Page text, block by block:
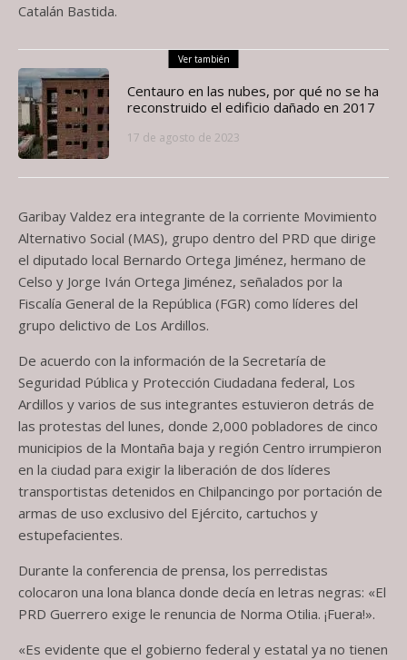
Catalán Bastida.
Ver también
Centauro en las nubes, por qué no se ha
reconstruido el edificio dañado en 2017
17 de agosto de 2023
Garibay Valdez era integrante de la corriente Movimiento
Alternativo Social (MAS), grupo dentro del PRD que dirige
el diputado local Bernardo Ortega Jiménez, hermano de
Celso y Jorge Iván Ortega Jiménez, señalados por la
Fiscalía General de la República (FGR) como líderes del
grupo delictivo de Los Ardillos.
De acuerdo con la información de la Secretaría de
Seguridad Pública y Protección Ciudadana federal, Los
Ardillos y varios de sus integrantes estuvieron detrás de
las protestas del lunes, donde 2,000 pobladores de cinco
municipios de la Montaña baja y región Centro irrumpieron
en la ciudad para exigir la liberación de dos líderes
transportistas detenidos en Chilpancingo por portación de
armas de uso exclusivo del Ejército, cartuchos y
estupefacientes.
Durante la conferencia de prensa, los perredistas
colocaron una lona blanca donde decía en letras negras: «El
PRD Guerrero exige le renuncia de Norma Otilia. ¡Fuera!».
«Es evidente que el gobierno federal y estatal ya no tienen